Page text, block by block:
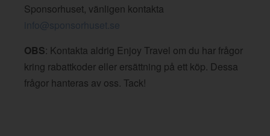
Sponsorhuset, vänligen kontakta
info@sponsorhuset.se
OBS: Kontakta aldrig Enjoy Travel om du har frågor
kring rabattkoder eller ersättning på ett köp. Dessa
frågor hanteras av oss. Tack!